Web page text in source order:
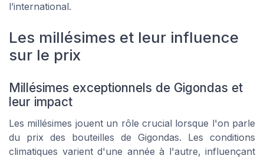
l’international.
Les millésimes et leur influence
sur le prix
Millésimes exceptionnels de Gigondas et
leur impact
Les millésimes jouent un rôle crucial lorsque l'on parle
du prix des bouteilles de Gigondas. Les conditions
climatiques varient d'une année à l'autre, influençant